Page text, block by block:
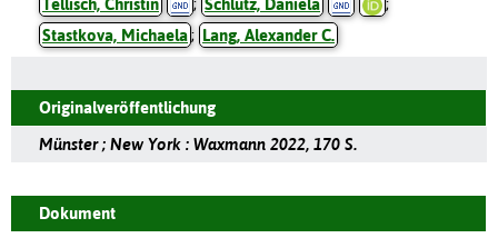
Stastkova, Michaela; Lang, Alexander C.
Originalveröffentlichung
Münster ; New York : Waxmann 2022, 170 S.
Dokument